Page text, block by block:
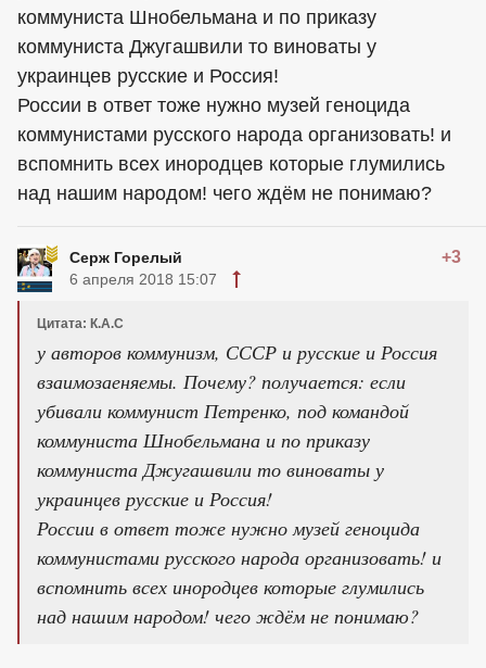
коммуниста Шнобельмана и по приказу
коммуниста Джугашвили то виноваты у
украинцев русские и Россия!
России в ответ тоже нужно музей геноцида
коммунистами русского народа организовать! и
вспомнить всех инородцев которые глумились
над нашим народом! чего ждём не понимаю?
Серж Горелый +3
6 апреля 2018 15:07
Цитата: К.А.С
у авторов коммунизм, СССР и русские и Россия
взаимозаеняемы. Почему? получается: если
убивали коммунист Петренко, под командой
коммуниста Шнобельмана и по приказу
коммуниста Джугашвили то виноваты у
украинцев русские и Россия!
России в ответ тоже нужно музей геноцида
коммунистами русского народа организовать! и
вспомнить всех инородцев которые глумились
над нашим народом! чего ждём не понимаю?